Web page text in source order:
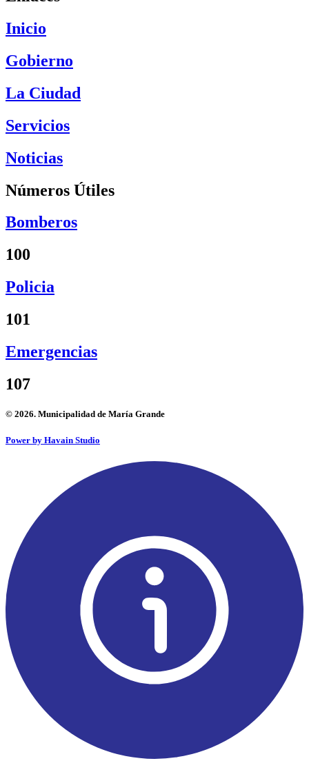
Inicio
Gobierno
La Ciudad
Servicios
Noticias
Números Útiles
Bomberos
100
Policia
101
Emergencias
107
© 2026. Municipalidad de María Grande
Power by Havain Studio